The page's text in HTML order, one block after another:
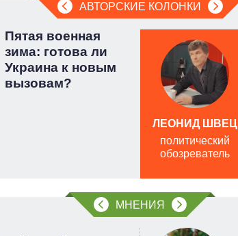
АВТОРСКИЕ КОЛОНКИ
Пятая военная
зима: готова ли
Украина к новым
вызовам?
ЛЕОНИД ШВЕЦ
политический
обозреватель
МНЕНИЯ